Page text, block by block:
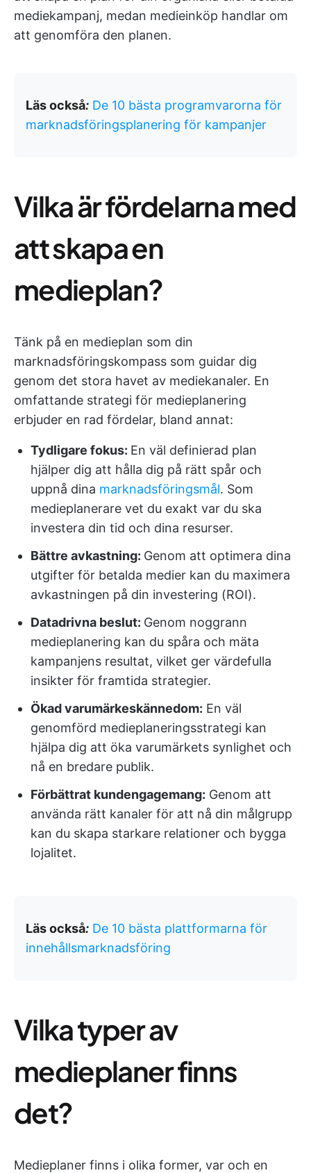
mediekampanj, medan medieinköp handlar om
att genomföra den planen.
Läs också: De 10 bästa programvarorna för
marknadsföringsplanering för kampanjer
Vilka är fördelarna med
att skapa en
medieplan?
Tänk på en medieplan som din
marknadsföringskompass som guidar dig
genom det stora havet av mediekanaler. En
omfattande strategi för medieplanering
erbjuder en rad fördelar, bland annat:
Tydligare fokus: En väl definierad plan
hjälper dig att hålla dig på rätt spår och
uppnå dina marknadsföringsmål. Som
medieplanerare vet du exakt var du ska
investera din tid och dina resurser.
Bättre avkastning: Genom att optimera dina
utgifter för betalda medier kan du maximera
avkastningen på din investering (ROI).
Datadrivna beslut: Genom noggrann
medieplanering kan du spåra och mäta
kampanjens resultat, vilket ger värdefulla
insikter för framtida strategier.
Ökad varumärkeskännedom: En väl
genomförd medieplaneringsstrategi kan
hjälpa dig att öka varumärkets synlighet och
nå en bredare publik.
Förbättrat kundengagemang: Genom att
använda rätt kanaler för att nå din målgrupp
kan du skapa starkare relationer och bygga
lojalitet.
Läs också: De 10 bästa plattformarna för
innehållsmarknadsföring
Vilka typer av
medieplaner finns
det?
Medieplaner finns i olika former, var och en